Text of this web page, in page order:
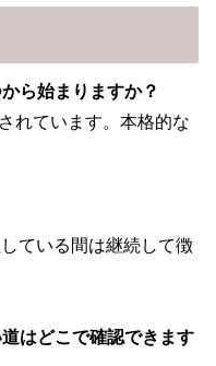
ら始まりますか？
れています。本格的な
ている間は継続して徴
はどこで確認できます